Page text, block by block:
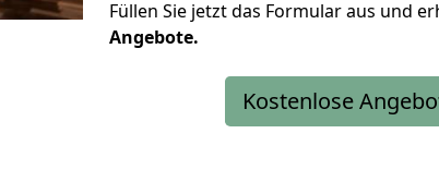
Füllen Sie jetzt das Formular aus und
Angebote.
Kostenlose